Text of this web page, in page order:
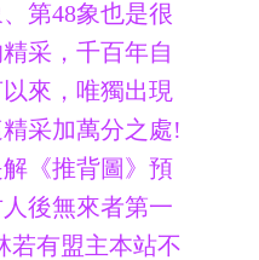
第48象也是很
采，千百年自
來，唯獨出現
采加萬分之處!
《推背圖》預
後無來者第一
若有盟主本站不